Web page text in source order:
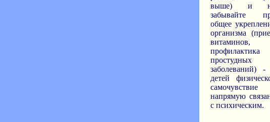
выше) и
забывайте
общее
организма
витаминов,
профилактика
простудных
заболеваний)
детей
самочувствие
напрямую
с психическим.